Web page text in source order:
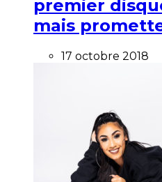
premier
mais
17 octobre 2018